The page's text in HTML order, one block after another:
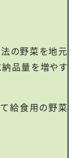
の野菜を地元
品量を増やす
給食用の野菜